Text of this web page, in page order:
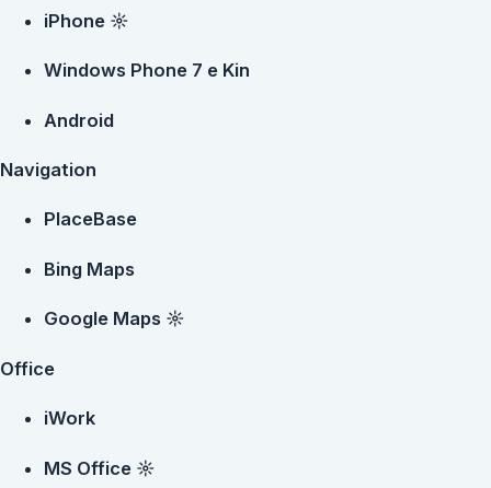
iPhone ☼
Windows Phone 7 e Kin
Android
Navigation
PlaceBase
Bing Maps
Google Maps ☼
Office
iWork
MS Office ☼